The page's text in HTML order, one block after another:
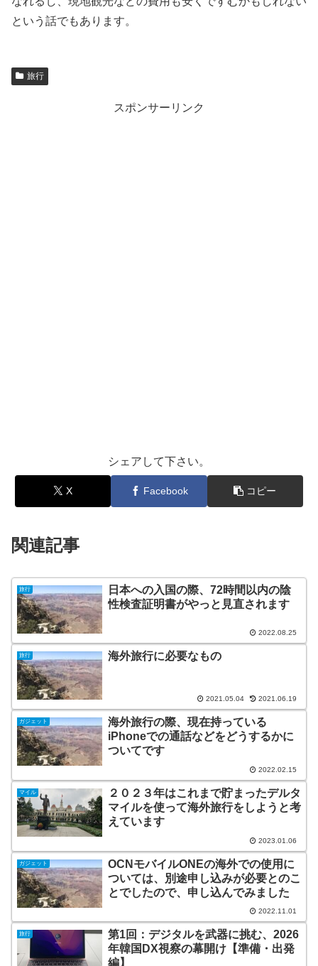
という話でもあります。
旅行
スポンサーリンク
シェアして下さい。
X Facebook コピー
関連記事
旅行
日本への入国の際、72時間以内の陰
性検査証明書がやっと見直されます
2022.08.25
旅行 海外旅行に必要なもの
2021.05.04 2021.06.19
ガジェット
海外旅行の際、現在持っている
iPhoneでの通話などをどうするかに
ついてです
2022.02.15
マイル
２０２３年はこれまで貯まったデルタ
マイルを使って海外旅行をしようと考
えています
2023.01.06
ガジェット
OCNモバイルONEの海外での使用に
ついては、別途申し込みが必要とのこ
とでしたので、申し込んでみました ￼
2022.11.01
旅行
第1回：デジタルを武器に挑む、2026
年韓国DX視察の幕開け【準備・出発
編】